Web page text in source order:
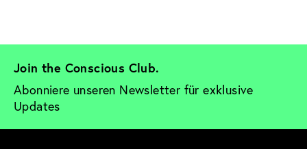
Join the Conscious Club.
Abonniere unseren Newsletter für exklusive
Updates